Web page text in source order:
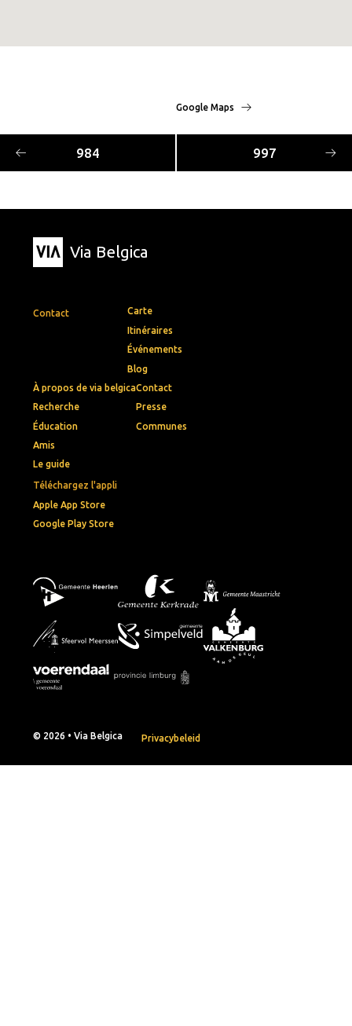
Google Maps
984 997
Via Belgica
Contact
Téléchargez l'appli
Apple App Store
Google Play Store
Carte
Itinéraires
Événements
Blog
À propos de via belgica
Recherche
Éducation
Amis
Le guide
Contact
Presse
Communes
© 2026 • Via Belgica Privacybeleid